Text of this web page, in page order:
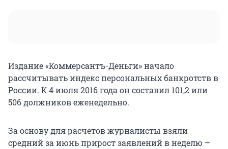
Издание «Коммерсантъ-Деньги» начало
рассчитывать индекс персональных банкротств в
России. К 4 июля 2016 года он составил 101,2 или
506 должников еженедельно.
За основу для расчетов журналисты взяли
средний за июнь прирост заявлений в неделю –